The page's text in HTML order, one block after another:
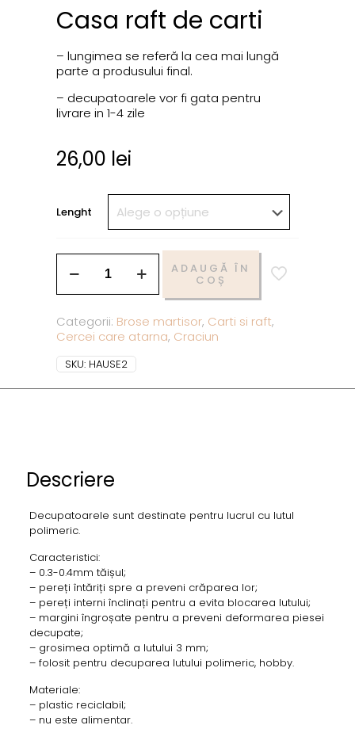
Casa raft de carti
– lungimea se referă la cea mai lungă
parte a produsului final.
– decupatoarele vor fi gata pentru
livrare in 1-4 zile
26,00 lei
Lenght
ADAUGĂ ÎN
COȘ
Categorii: Brose martisor, Carti si raft,
Cercei care atarna, Craciun
SKU: HAUSE2
Descriere
Decupatoarele sunt destinate pentru lucrul cu lutul
polimeric.
Caracteristici:
– 0.3-0.4mm tăișul;
– pereți întăriți spre a preveni crăparea lor;
– pereți interni înclinați pentru a evita blocarea lutului;
– margini îngroșate pentru a preveni deformarea piesei
decupate;
– grosimea optimă a lutului 3 mm;
– folosit pentru decuparea lutului polimeric, hobby.
Materiale:
– plastic reciclabil;
– nu este alimentar.